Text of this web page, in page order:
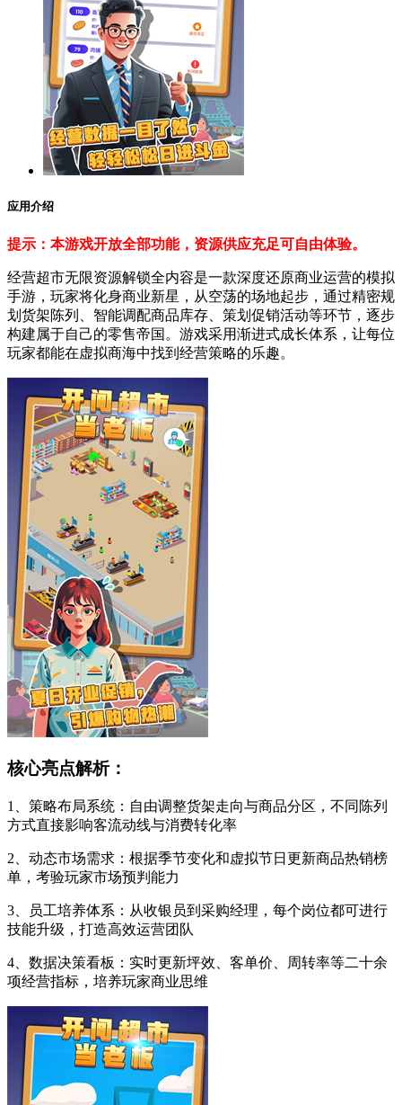
应用介绍
提示：本游戏开放全部功能，资源供应充足可自由体验。
经营超市无限资源解锁全内容是一款深度还原商业运营的模拟
手游，玩家将化身商业新星，从空荡的场地起步，通过精密规
划货架陈列、智能调配商品库存、策划促销活动等环节，逐步
构建属于自己的零售帝国。游戏采用渐进式成长体系，让每位
玩家都能在虚拟商海中找到经营策略的乐趣。
核心亮点解析：
1、策略布局系统：自由调整货架走向与商品分区，不同陈列
方式直接影响客流动线与消费转化率
2、动态市场需求：根据季节变化和虚拟节日更新商品热销榜
单，考验玩家市场预判能力
3、员工培养体系：从收银员到采购经理，每个岗位都可进行
技能升级，打造高效运营团队
4、数据决策看板：实时更新坪效、客单价、周转率等二十余
项经营指标，培养玩家商业思维